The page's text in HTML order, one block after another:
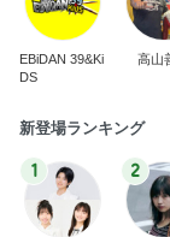
EBiDAN 39&Ki
DS
高山
新登場ランキング
1 2